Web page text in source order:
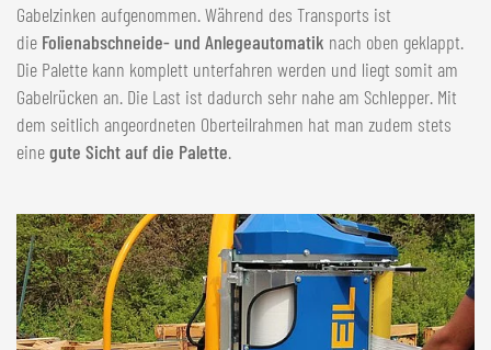
Gabelzinken aufgenommen. Während des Transports ist
die Folienabschneide- und Anlegeautomatik nach oben geklappt.
Die Palette kann komplett unterfahren werden und liegt somit am
Gabelrücken an. Die Last ist dadurch sehr nahe am Schlepper. Mit
dem seitlich angeordneten Oberteilrahmen hat man zudem stets
einegute Sicht auf die Palette.